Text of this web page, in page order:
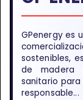
GPenergy es
sostenibles,
de madera
sanitario
responsable...